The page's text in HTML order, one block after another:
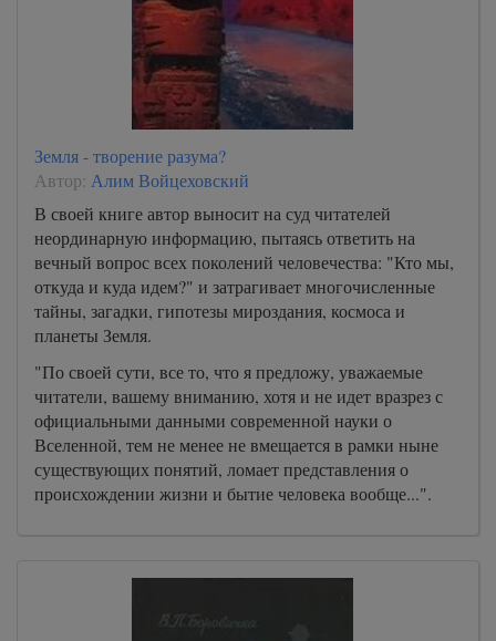
Земля - творение разума?
Автор: Алим Войцеховский
В своей книге автор выносит на суд читателей
неординарную информацию, пытаясь ответить на
вечный вопрос всех поколений человечества: "Кто мы,
откуда и куда идем?" и затрагивает многочисленные
тайны, загадки, гипотезы мироздания, космоса и
планеты Земля.
"По своей сути, все то, что я предложу, уважаемые
читатели, вашему вниманию, хотя и не идет вразрез с
официальными данными современной науки о
Вселенной, тем не менее не вмещается в рамки ныне
существующих понятий, ломает представления о
происхождении жизни и бытие человека вообще...".